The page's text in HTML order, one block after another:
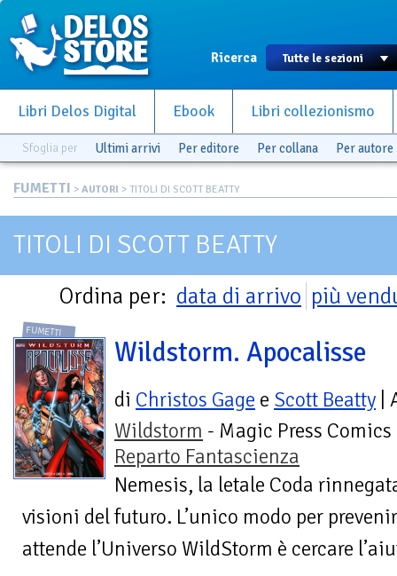
Ricerca
Libri Delos Digital Ebook Libri collezionismo
Sfoglia per Ultimi arrivi Per editore Per collana Per autore
FUMETTI > AUTORI > TITOLI DI SCOTT BEATTY
TITOLI DI SCOTT BEATTY
Ordina per: data di arrivo più
FUMETTI
Wildstorm. Apocalisse
di Christos Gage e Scott Beatty |
Wildstorm - Magic Press Comics
Reparto Fantascienza
Nemesis, la letale Coda
visioni del futuro. L’unico modo per
attende l’Universo WildStorm è cercare